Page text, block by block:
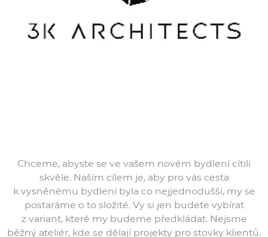
Chceme, abyste se ve vašem novém bydlení cítili
skvěle. Naším cílem je, aby pro vás cesta
k vysněnému bydlení byla co nejjednodušší, my se
postaráme o to složité. Vy si jen budete vybírat
z variant, které my budeme předkládat. Nejsme
běžný ateliér, kde se dělají projekty pro stovky klientů.